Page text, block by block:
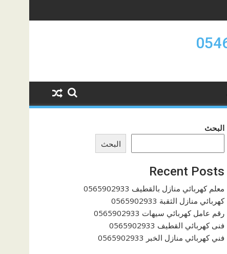
البحث
البحث
Recent Posts
معلم كهربائي منازل بالقطيف 0565902933
كهربائي منازل الثقبة 0565902933
رقم عامل كهربائي سيهات 0565902933
فنى كهربائي القطيف 0565902933
فني كهربائي منازل الخبر 0565902933